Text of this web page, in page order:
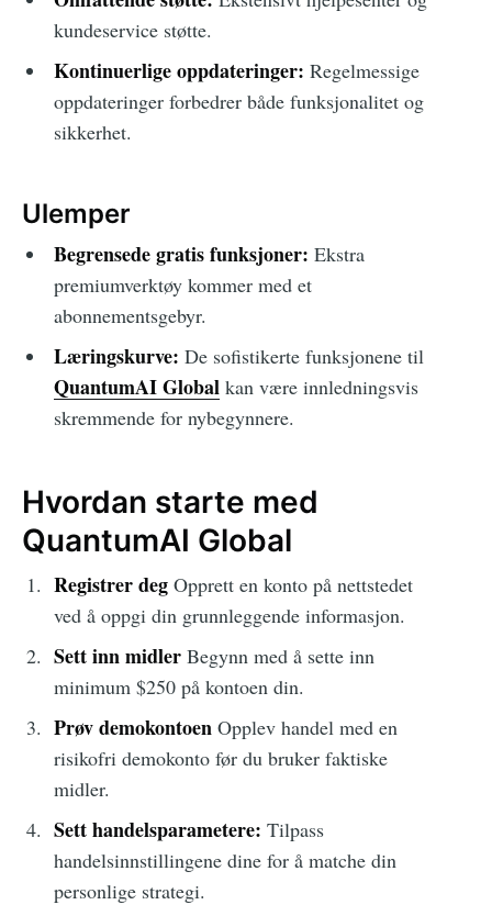
kundeservice støtte.
Kontinuerlige oppdateringer: Regelmessige
oppdateringer forbedrer både funksjonalitet og
sikkerhet.
Ulemper
Begrensede gratis funksjoner: Ekstra
premiumverktøy kommer med et
abonnementsgebyr.
Læringskurve: De sofistikerte funksjonene til
QuantumAI Global kan være innledningsvis
skremmende for nybegynnere.
Hvordan starte med
QuantumAI Global
Registrer degOpprett en konto på nettstedet
ved å oppgi din grunnleggende informasjon.
Sett inn midlerBegynn med å sette inn
minimum $250 på kontoen din.
Prøv demokontoenOpplev handel med en
risikofri demokonto før du bruker faktiske
midler.
Sett handelsparametere: Tilpass
handelsinnstillingene dine for å matche din
personlige strategi.